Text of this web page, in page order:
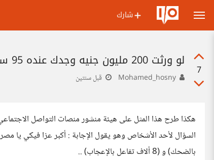
شارك
7
لو ورثت 200 مليون جنيه وجدك عنده 95 سنة ومحتاج عملية بنفس المبلغ ماذا ستفعل؟
قبل سنتين
هكذا طرح هذا المثل على هيئة منشور منصات التواصل
بالضحك) و (8 ألاف تفاعل بالإعجاب) ..